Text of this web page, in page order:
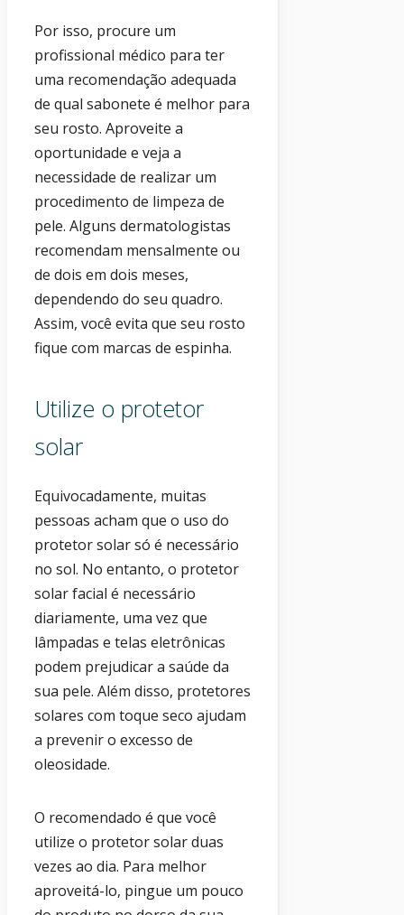
Por isso, procure um
profissional médico para ter
uma recomendação adequada
de qual sabonete é melhor para
seu rosto. Aproveite a
oportunidade e veja a
necessidade de realizar um
procedimento de limpeza de
pele. Alguns dermatologistas
recomendam mensalmente ou
de dois em dois meses,
dependendo do seu quadro.
Assim, você evita que seu rosto
fique com marcas de espinha.
Utilize o protetor
solar
Equivocadamente, muitas
pessoas acham que o uso do
protetor solar só é necessário
no sol. No entanto, o protetor
solar facial é necessário
diariamente, uma vez que
lâmpadas e telas eletrônicas
podem prejudicar a saúde da
sua pele. Além disso, protetores
solares com toque seco ajudam
a prevenir o excesso de
oleosidade.
O recomendado é que você
utilize o protetor solar duas
vezes ao dia. Para melhor
aproveitá-lo, pingue um pouco